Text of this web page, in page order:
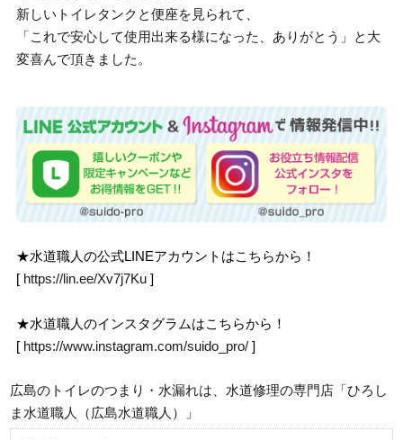
新しいトイレタンクと便座を見られて、
「これで安心して使用出来る様になった、ありがとう」と大
変喜んで頂きました。
★水道職人の公式LINEアカウントはこちらから！
[ https://lin.ee/Xv7j7Ku ]
★水道職人のインスタグラムはこちらから！
[ https://www.instagram.com/suido_pro/ ]
広島のトイレのつまり・水漏れは、水道修理の専門店「ひろし
ま水道職人（広島水道職人）」